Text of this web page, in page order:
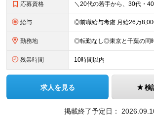
応募資格
給与
勤務地
残業時間 10時間以内
求人を見る 検
掲載終了予定日：